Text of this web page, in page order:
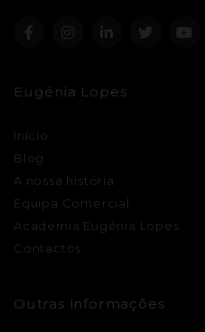
Eugénia Lopes
Início
Blog
A nossa história
Equipa Comercial
Academia Eugénia Lopes
Contactos
Outras informações